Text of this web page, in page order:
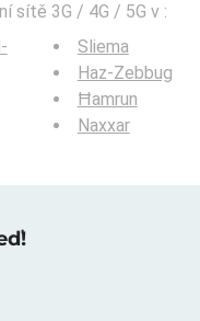
sítě 3G / 4G / 5G v :
Sliema
Haz-Zebbug
Ħamrun
Naxxar